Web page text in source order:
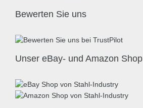
Bewerten Sie uns
Unser eBay- und Amazon Shop